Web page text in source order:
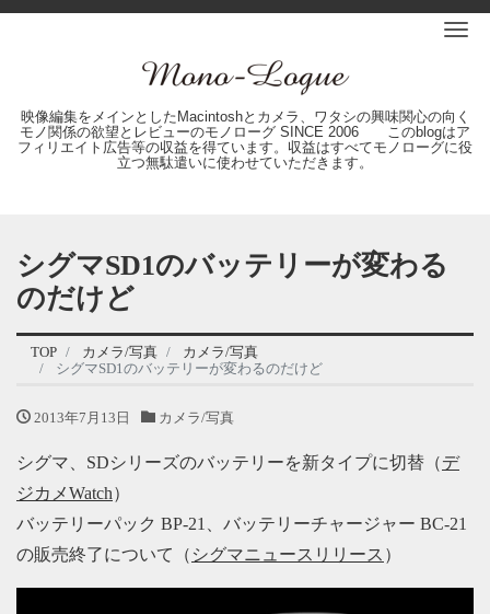
映像編集をメインとしたMacintoshとカメラ、ワタシの興味関心の向く
モノ関係の欲望とレビューのモノローグ SINCE 2006 このblogはア
フィリエイト広告等の収益を得ています。収益はすべてモノローグに役
立つ無駄遣いに使わせていただきます。
シグマSD1のバッテリーが変わる
のだけど
TOP カメラ/写真
カメラ/写真
シグマSD1のバッテリーが変わるのだけど
2013年7月13日 カメラ/写真
シグマ、SDシリーズのバッテリーを新タイプに切替（デ
ジカメWatch）
バッテリーパック BP-21、バッテリーチャージャー BC-21
の販売終了について（ シグマニュースリリース ）